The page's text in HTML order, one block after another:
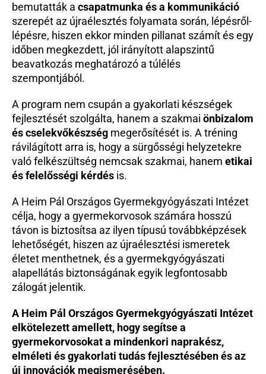
bemutatták a csapatmunka és a kommunikáció
szerepét az újraélesztés folyamata során, lépésről-
lépésre, hiszen ekkor minden pillanat számít és egy
időben megkezdett, jól irányított alapszintű
beavatkozás meghatározó a túlélés
szempontjából.
A program nem csupán a gyakorlati készségek
fejlesztését szolgálta, hanem a szakmai önbizalom
és cselekvőkészség megerősítését is. A tréning
rávilágított arra is, hogy a sürgősségi helyzetekre
való felkészültség nemcsak szakmai, hanem etikai
és felelősségi kérdés is.
A Heim Pál Országos Gyermekgyógyászati Intézet
célja, hogy a gyermekorvosok számára hosszú
távon is biztosítsa az ilyen típusú továbbképzések
lehetőségét, hiszen az újraélesztési ismeretek
életet menthetnek, és a gyermekgyógyászati
alapellátás biztonságának egyik legfontosabb
zálogát jelentik.
A Heim Pál Országos Gyermekgyógyászati Intézet
elkötelezett amellett, hogy segítse a
gyermekorvosokat a mindenkori naprakész,
elméleti és gyakorlati tudás fejlesztésében és az
új innovációk megismerésében.